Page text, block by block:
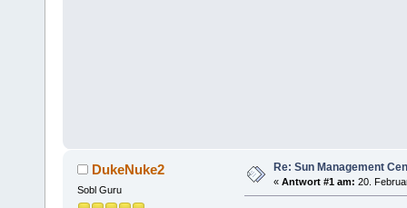
DukeNuke2
Sobl Guru
Re: Sun Management
« Antwort #1 am: 20.